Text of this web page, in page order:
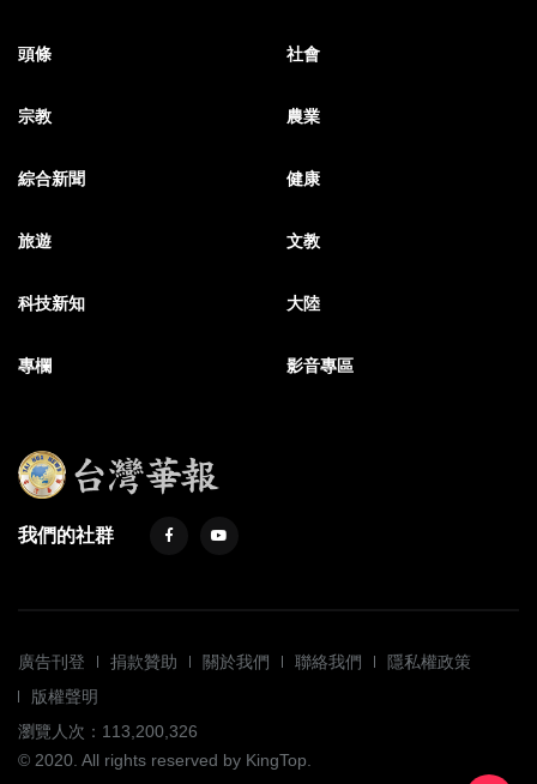
頭條 社會
宗教 農業
綜合新聞 健康
旅遊 文教
科技新知 大陸
專欄 影音專區
我們的社群
廣告刊登 捐款贊助 關於我們 聯絡我們
隱私權政策
版權聲明
瀏覽人次：113,200,326
© 2020. All rights reserved by KingTop.